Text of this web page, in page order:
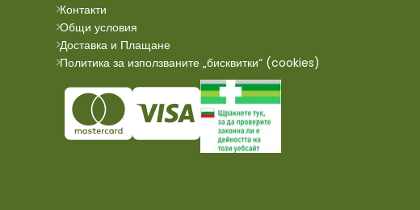
Контакти
Общи условия
Доставка и Плащане
Политика за използваните „бисквитки“ (cookies)